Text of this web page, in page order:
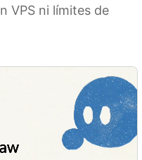
VPS ni límites de